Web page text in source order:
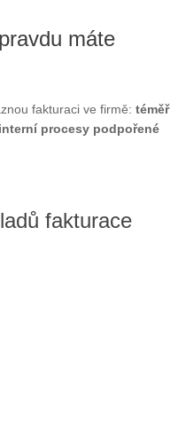
máte
fakturaci ve firmě: téměř
procesy podpořené
fakturace